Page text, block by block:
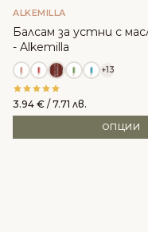
ALKEMILLA
Балсам за устни с
- Alkemilla
+13
3.94 € / 7.71 лв.
ОПЦИИ